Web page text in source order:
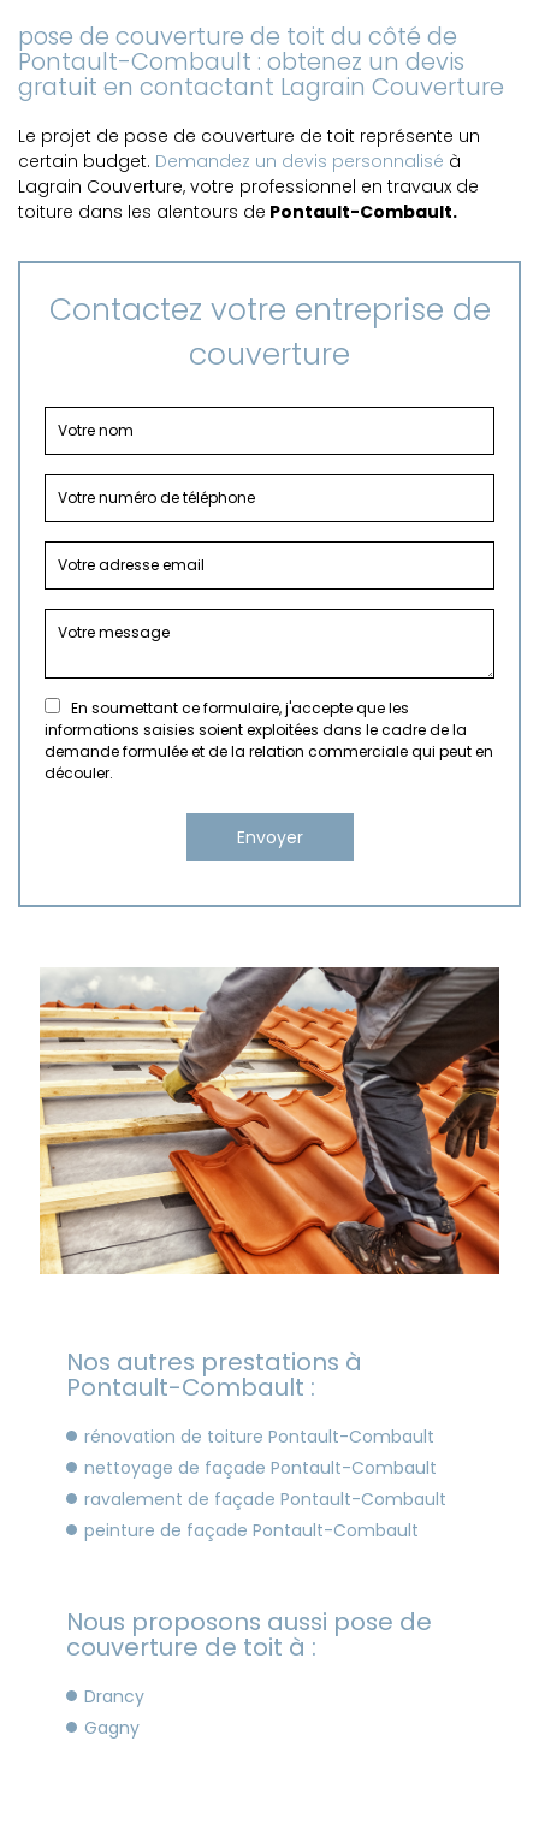
pose de couverture de toit du côté de
Pontault-Combault : obtenez un devis
gratuit en contactant Lagrain Couverture
Le projet de pose de couverture de toit représente un
certain budget. Demandez un devis personnalisé à
Lagrain Couverture, votre professionnel en travaux de
toiture dans les alentours de Pontault-Combault.
Contactez votre entreprise de
couverture
En soumettant ce formulaire, j'accepte que les
informations saisies soient exploitées dans le cadre de la
demande formulée et de la relation commerciale qui peut en
découler.
Nos autres prestations à
Pontault-Combault :
rénovation de toiture Pontault-Combault
nettoyage de façade Pontault-Combault
ravalement de façade Pontault-Combault
peinture de façade Pontault-Combault
Nous proposons aussi pose de
couverture de toit à :
Drancy
Gagny